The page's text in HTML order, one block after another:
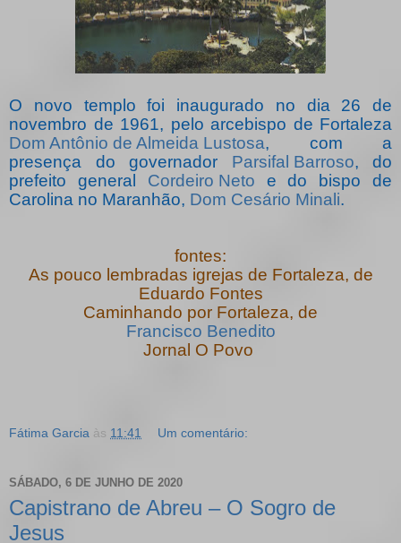
O novo templo foi inaugurado no dia 26 de
novembro de 1961, pelo arcebispo de Fortaleza
Dom Antônio de Almeida Lustosa, com a
presença do governador Parsifal Barroso, do
prefeito general Cordeiro Neto e do bispo de
Carolina no Maranhão, Dom Cesário Minali.
fontes:
As pouco lembradas igrejas de Fortaleza, de
Eduardo Fontes
Caminhando por Fortaleza, de
Francisco Benedito
Jornal O Povo
Fátima Garcia às 11:41 Um comentário:
SÁBADO, 6 DE JUNHO DE 2020
Capistrano de Abreu – O Sogro de
Jesus